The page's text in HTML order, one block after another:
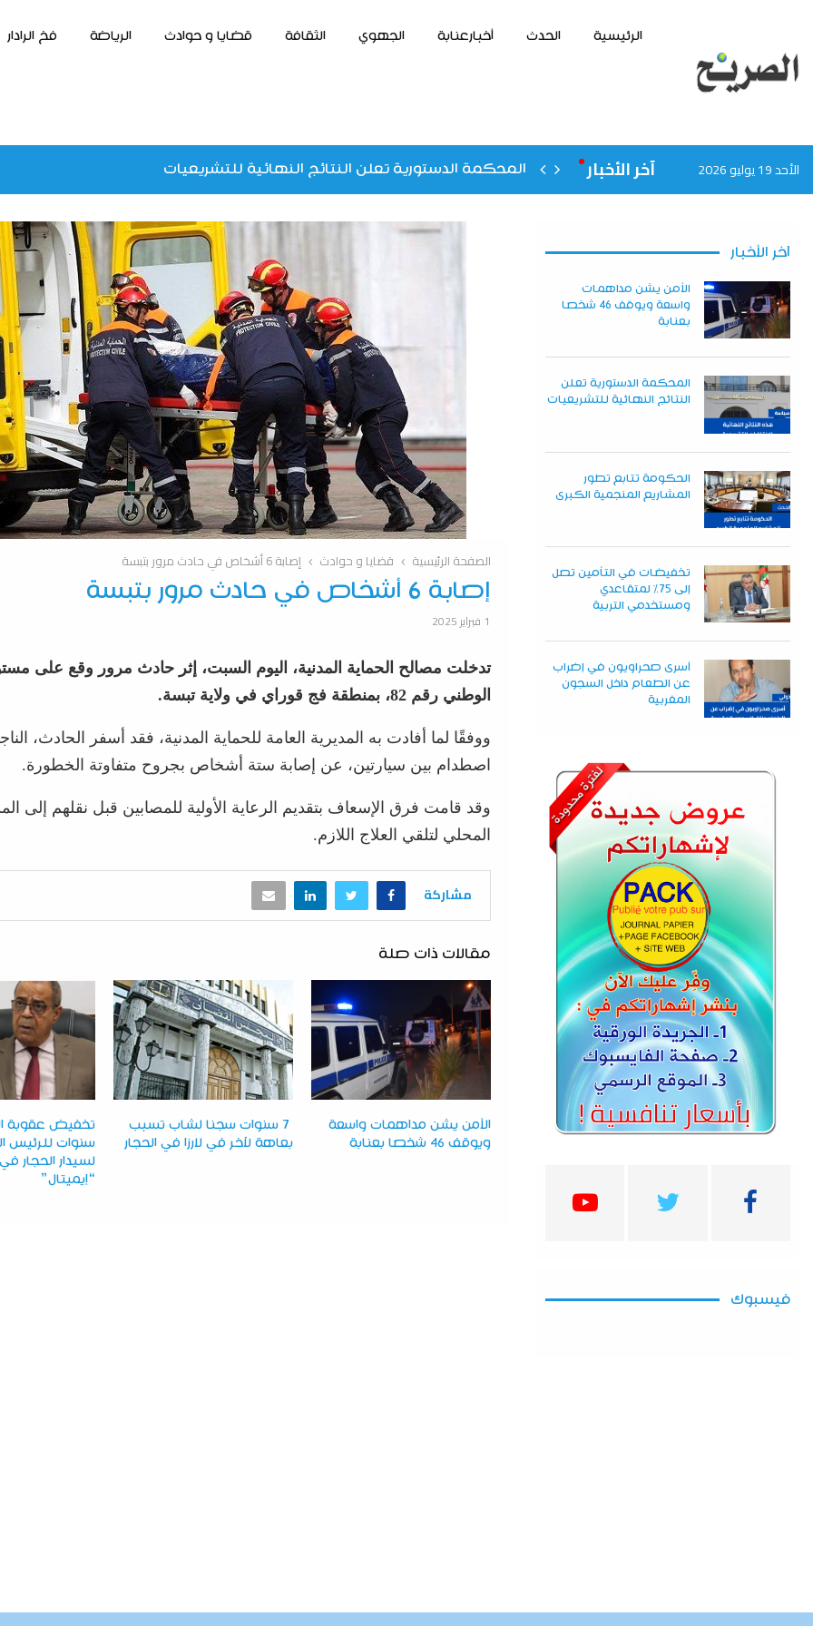
الرئيسية الحدث أخبارعنابة الجهوي الثقافة قضايا و حوادث الرياضة فخ الرادار
الأحد 19 يوليو 2026 آخر الأخبار المحكمة الدستورية تعلن النتائج النهائية للتشريعيات
الصفحة الرئيسية قضايا و حوادث إصابة 6 أشخاص في حادث مرور بتبسة
إصابة 6 أشخاص في حادث مرور بتبسة
1 فبراير 2025
تدخلت مصالح الحماية المدنية، اليوم السبت، إثر حادث مرور وقع على
الوطني رقم 82، بمنطقة فج قوراي في ولاية تبسة.
ووفقًا لما أفادت به المديرية العامة للحماية المدنية، فقد أسفر الحادث،
اصطدام بين سيارتين، عن إصابة ستة أشخاص بجروح متفاوتة الخطورة.
وقد قامت فرق الإسعاف بتقديم الرعاية الأولية للمصابين قبل نقلهم إلى
المحلي لتلقي العلاج اللازم.
مشاركة
مقالات ذات صلة
الأمن يشن مداهمات واسعة
ويوقف 46 شخصا بعنابة
7 سنوات سجنا لشاب تسبب
بعاهة لآخر في لارزا في الحجار
سنوات للرئيس
لسيدار الحجار
“إيميتال”
آخر الأخبار
الأمن يشن مداهمات
واسعة ويوقف 46 شخصا
بعنابة
المحكمة الدستورية تعلن
النتائج النهائية للتشريعيات
الحكومة تتابع تطور
المشاريع المنجمية الكبرى
تخفيضات في التأمين تصل
إلى 75% لمتقاعدي
ومستخدمي التربية
أسرى صحراويون في إضراب
عن الطعام داخل السجون
المغربية
فيسبوك